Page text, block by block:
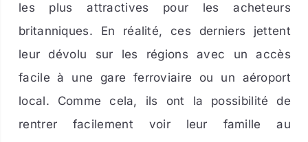
les plus attractives pour les acheteurs
britanniques. En réalité, ces derniers jettent
leur dévolu sur les régions avec un accès
facile à une gare ferroviaire ou un aéroport
local. Comme cela, ils ont la possibilité de
rentrer facilement voir leur famille au